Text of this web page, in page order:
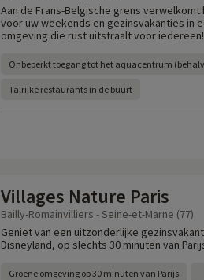
Aan de Frans-Belgische grens
voor uw weekends en gezinsvakanties in
omgeving die rust uitstraalt voor iedereen!
Onbeperkt toegang tot het aquacentrum
Talrijke restaurants in de buurt
Villages Nature Paris
Bailly-Romainvilliers - Seine-et-Marne (77)
Geniet van een uitzonderlijke
Disneyland, op slechts 30 minuten van
Groene omgeving op 30 minuten van Parijs